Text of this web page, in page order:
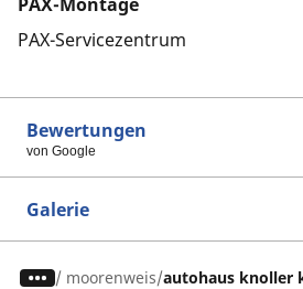
PAX-Servicezentrum
Bewertungen
von Google
Galerie
/ moorenweis autohaus knoller